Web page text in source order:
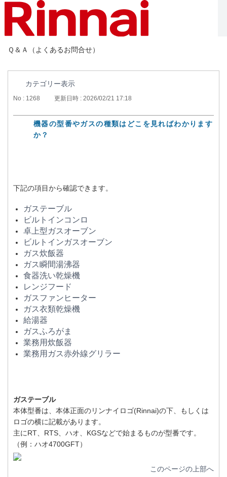
Ｑ＆Ａ（よくあるお問合せ）
カテゴリー表示
No : 1268 更新日時 : 2026/02/21 17:18
機器の型番やガスの種類はどこを見ればわかります
か？
下記の項目から確認できます。
ガステーブル
ビルトインコンロ
卓上型ガスオーブン
ビルトインガスオーブン
ガス炊飯器
ガス瞬間湯沸器
食器洗い乾燥機
レンジフード
ガスファンヒーター
ガス衣類乾燥機
給湯器
ガスふろがま
業務用炊飯器
業務用ガス赤外線グリラー
ガステーブル
本体型番は、本体正面のリンナイロゴ(Rinnai)の下、もしくは
ロゴの横に記載があります。
主にRT、RTS、ハオ、KGSなどで始まるものが型番です。
（例：ハオ4700GFT）
このページの上部へ